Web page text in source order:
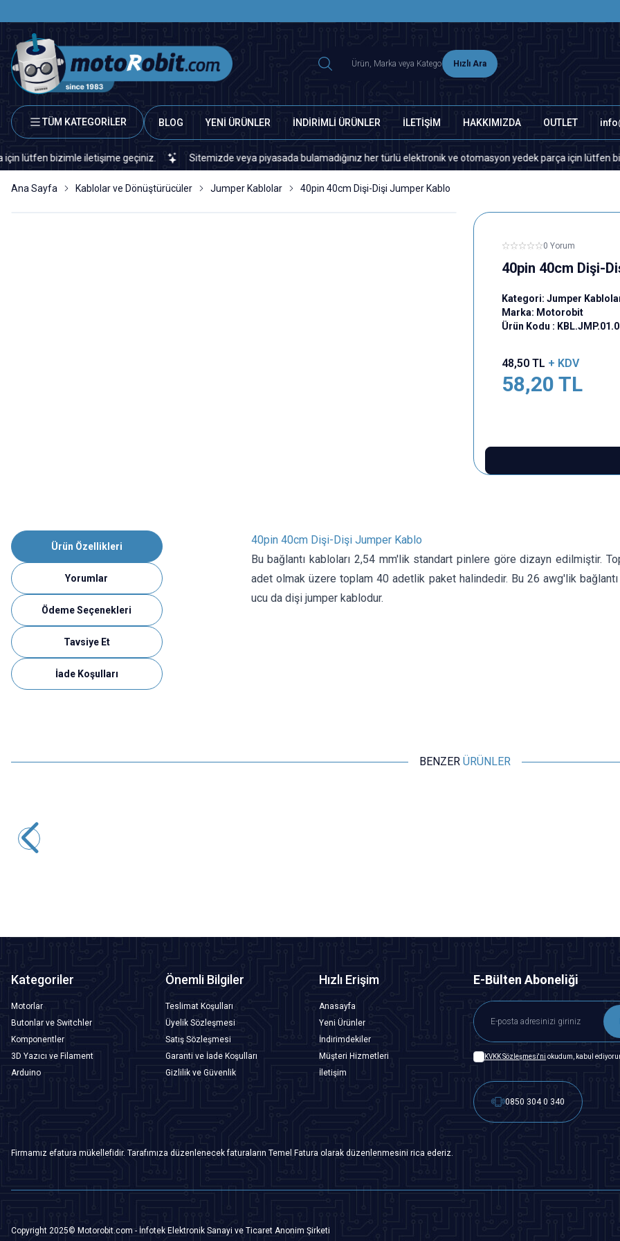
Hızlı Ara
TÜM KATEGORİLER BLOG YENİ ÜRÜNLER İNDİRİMLİ ÜRÜNLER İLETİŞİM HAKKIMIZDA OUTLET
bizimle iletişime geçiniz. Sitemizde veya piyasada bulamadığınız her türlü elektronik ve otomasyon yedek parça için lütfen bizimle
Ana Sayfa Kablolar ve Dönüştürücüler Jumper Kablolar 40pin 40cm Dişi-Dişi Jumper Kablo
0 Yorum
40pin 40cm Dişi-
Kategori: Jumper
Marka: Motorobit
Ürün Kodu :
48,50TL + KDV
58,20 TL
Ürün Özellikleri
Yorumlar
Ödeme Seçenekleri
Tavsiye Et
İade Koşulları
40pin 40cm Dişi-Dişi Jumper Kablo
Bu bağlantı kabloları 2,54 mm'lik standart pinlere göre dizayn edilmiştir.
adet olmak üzere toplam 40 adetlik paket halindedir. Bu 26 awg'lik bağlantı
ucu da dişi jumper kablodur.
BENZER ÜRÜNLER
Kategoriler
Motorlar
Butonlar ve Switchler
Komponentler
3D Yazıcı ve Filament
Arduino
Önemli Bilgiler
Teslimat Koşulları
Üyelik Sözleşmesi
Satış Sözleşmesi
Garanti ve İade Koşulları
Gizlilik ve Güvenlik
Hızlı Erişim
Anasayfa
Yeni Ürünler
İndirimdekiler
Müşteri Hizmetleri
İletişim
E-Bülten Aboneliği
KVKK Sözleşmesi'ni okudum, kabul
0850 304 0 340
Firmamız efatura mükellefidir. Tarafımıza düzenlenecek faturaların Temel Fatura olarak düzenlenmesini rica ederiz.
Copyright 2025© Motorobit.com - İnfotek Elektronik Sanayi ve Ticaret Anonim Şirketi